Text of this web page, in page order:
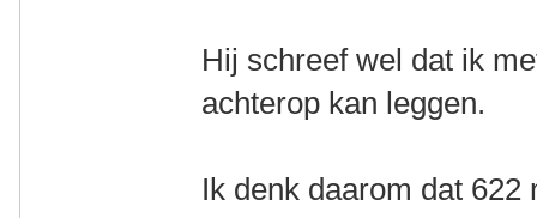
Hij schreef wel dat ik
achterop kan leggen.
Ik denk daarom dat 622